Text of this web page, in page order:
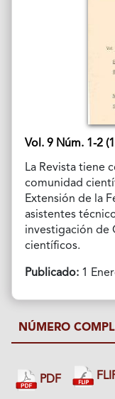
Vol. 9 Núm. 1-2
La Revista tiene
comunidad
Extensión de la
asistentes
investigación de
científicos.
Publicado:1
NÚMERO
PDF